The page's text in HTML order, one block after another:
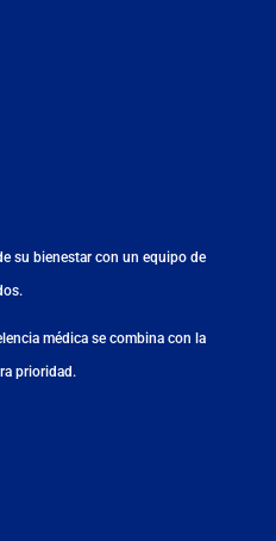
su bienestar con un equipo de
médica se combina con la
prioridad.